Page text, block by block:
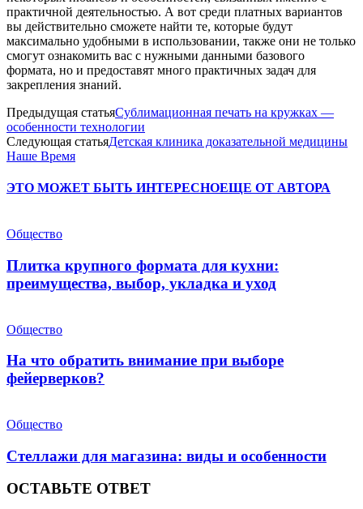
практичной деятельностью. А вот среди платных вариантов
вы действительно сможете найти те, которые будут
максимально удобными в использовании, также они не только
смогут ознакомить вас с нужными данными базового
формата, но и предоставят много практичных задач для
закрепления знаний.
Предыдущая статьяСублимационная печать на кружках —
особенности технологии
Следующая статьяДетская клиника доказательной медицины
Наше Время
ЭТО МОЖЕТ БЫТЬ ИНТЕРЕСНОЕЩЕ ОТ АВТОРА
Общество
Плитка крупного формата для кухни:
преимущества, выбор, укладка и уход
Общество
На что обратить внимание при выборе
фейерверков?
Общество
Стеллажи для магазина: виды и особенности
ОСТАВЬТЕ ОТВЕТ